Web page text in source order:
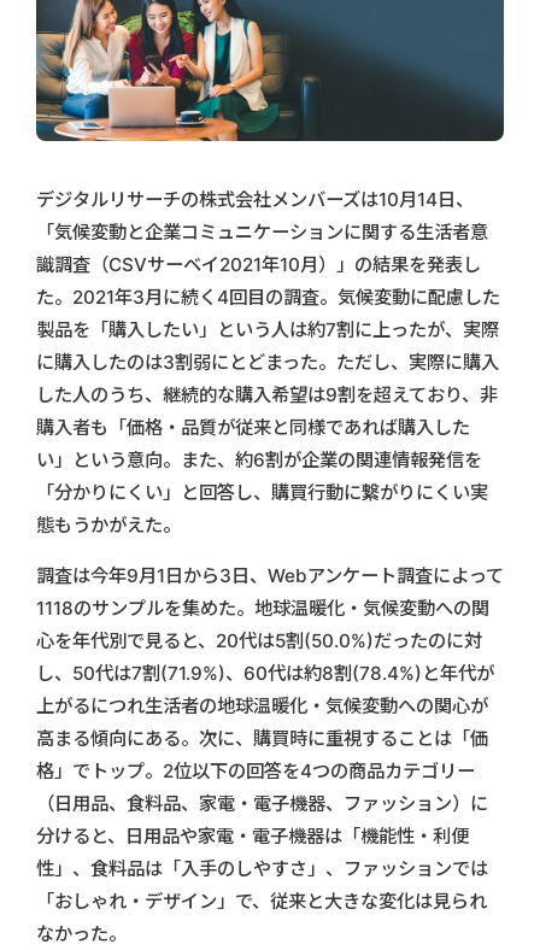
デジタルリサーチの株式会社メンバーズは10月14日、
「気候変動と企業コミュニケーションに関する生活者意
識調査（CSVサーベイ2021年10月）」の結果を発表し
た。2021年3月に続く4回目の調査。気候変動に配慮した
製品を「購入したい」という人は約7割に上ったが、実際
に購入したのは3割弱にとどまった。ただし、実際に購入
した人のうち、継続的な購入希望は9割を超えており、非
購入者も「価格・品質が従来と同様であれば購入した
い」という意向。また、約6割が企業の関連情報発信を
「分かりにくい」と回答し、購買行動に繋がりにくい実
態もうかがえた。
調査は今年9月1日から3日、Webアンケート調査によって
1118のサンプルを集めた。地球温暖化・気候変動への関
心を年代別で見ると、20代は5割(50.0%)だったのに対
し、50代は7割(71.9%)、60代は約8割(78.4%)と年代が
上がるにつれ生活者の地球温暖化・気候変動への関心が
高まる傾向にある。次に、購買時に重視することは「価
格」でトップ。2位以下の回答を4つの商品カテゴリー
（日用品、食料品、家電・電子機器、ファッション）に
分けると、日用品や家電・電子機器は「機能性・利便
性」、食料品は「入手のしやすさ」、ファッションでは
「おしゃれ・デザイン」で、従来と大きな変化は見られ
なかった。